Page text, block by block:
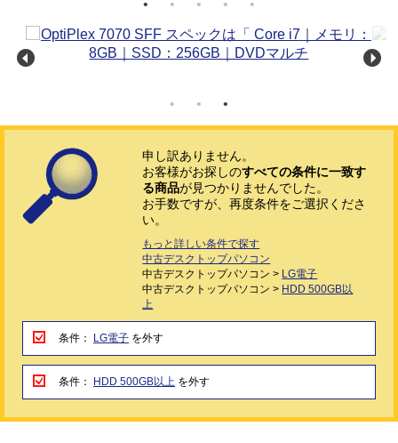
申し訳ありません。
お客様がお探しのすべての条件に一致す
る商品が見つかりませんでした。
お手数ですが、再度条件をご選択くださ
い。
もっと詳しい条件で探す
中古デスクトップパソコン
中古デスクトップパソコン > LG電子
中古デスクトップパソコン > HDD 500GB以
上
条件： LG電子 を外す
条件： HDD 500GB以上 を外す